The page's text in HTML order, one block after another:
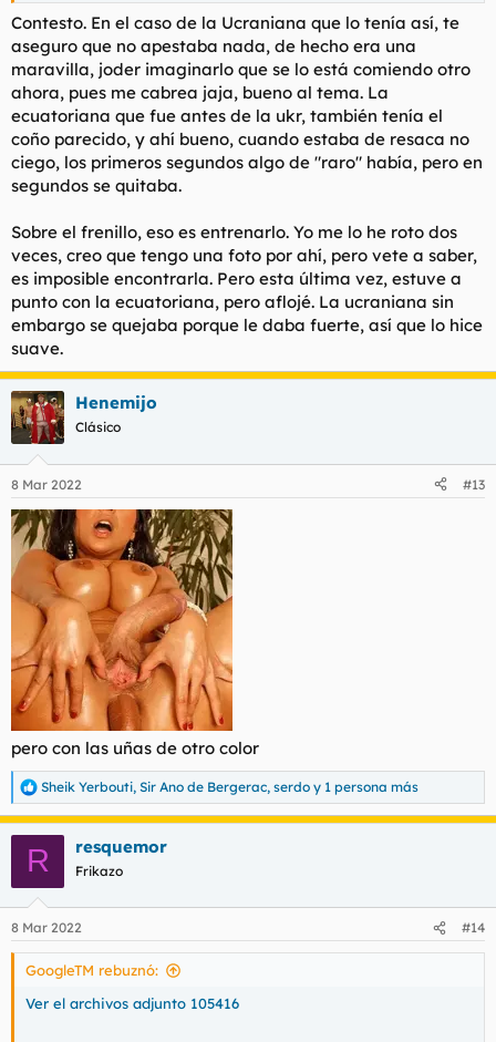
Contesto. En el caso de la Ucraniana que lo tenía así, te
aseguro que no apestaba nada, de hecho era una
maravilla, joder imaginarlo que se lo está comiendo otro
ahora, pues me cabrea jaja, bueno al tema. La
ecuatoriana que fue antes de la ukr, también tenía el
coño parecido, y ahí bueno, cuando estaba de resaca no
ciego, los primeros segundos algo de "raro" había, pero en
segundos se quitaba.
Sobre el frenillo, eso es entrenarlo. Yo me lo he roto dos
veces, creo que tengo una foto por ahí, pero vete a saber,
es imposible encontrarla. Pero esta última vez, estuve a
punto con la ecuatoriana, pero aflojé. La ucraniana sin
embargo se quejaba porque le daba fuerte, así que lo hice
suave.
Henemijo
Clásico
8 Mar 2022 #13
pero con las uñas de otro color
R
e
a
e
s
Sheik Yerbouti, Sir Ano de Bergerac, serdo y 1 persona más
R resquemor
Frikazo
8 Mar 2022 #14
GoogleTM rebuznó:
Ver el archivos adjunto 105416